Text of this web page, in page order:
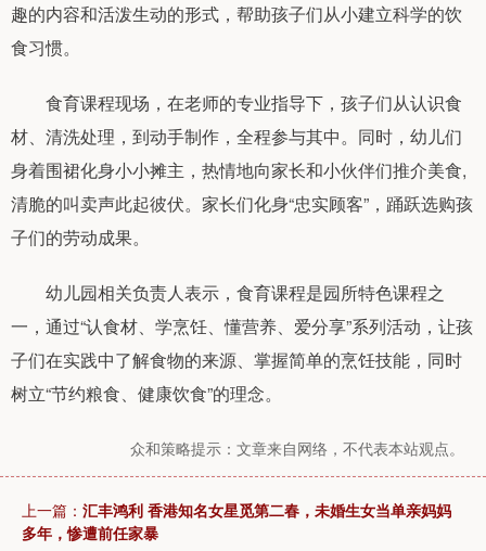
趣的内容和活泼生动的形式，帮助孩子们从小建立科学的饮
食习惯。
食育课程现场，在老师的专业指导下，孩子们从认识食
材、清洗处理，到动手制作，全程参与其中。同时，幼儿们
身着围裙化身小小摊主，热情地向家长和小伙伴们推介美食,
清脆的叫卖声此起彼伏。家长们化身“忠实顾客”，踊跃选购孩
子们的劳动成果。
幼儿园相关负责人表示，食育课程是园所特色课程之
一，通过“认食材、学烹饪、懂营养、爱分享”系列活动，让孩
子们在实践中了解食物的来源、掌握简单的烹饪技能，同时
树立“节约粮食、健康饮食”的理念。
众和策略提示：文章来自网络，不代表本站观点。
上一篇： 汇丰鸿利 香港知名女星觅第二春，未婚生女当单亲妈妈
多年，惨遭前任家暴